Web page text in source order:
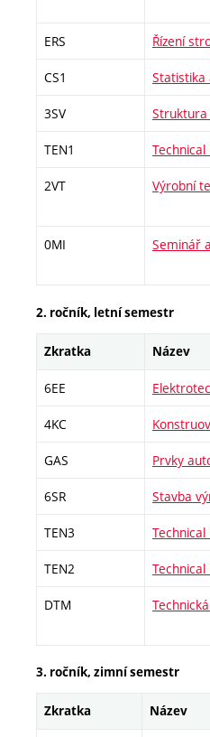
ERS Řízení
CS1 Statistika
3SV
TEN1 Technical
2VT Výrobní
0MI Seminář
2. ročník, letní semestr
Zkratka Název
6EE
4KC
GAS Prvky
6SR Stavba
TEN3 Technical
TEN2 Technical
DTM
3. ročník, zimní semestr
Zkratka Název